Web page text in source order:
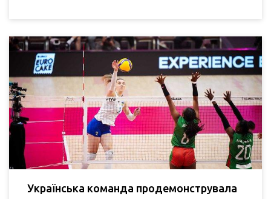
Українська команда продемонструвала